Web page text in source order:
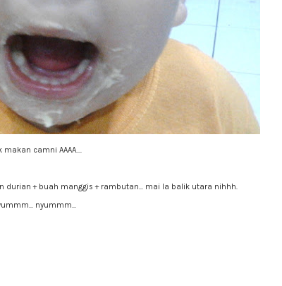
makan camni AAAA....
durian + buah manggis + rambutan... mai la balik utara nihhh.
nyummm...